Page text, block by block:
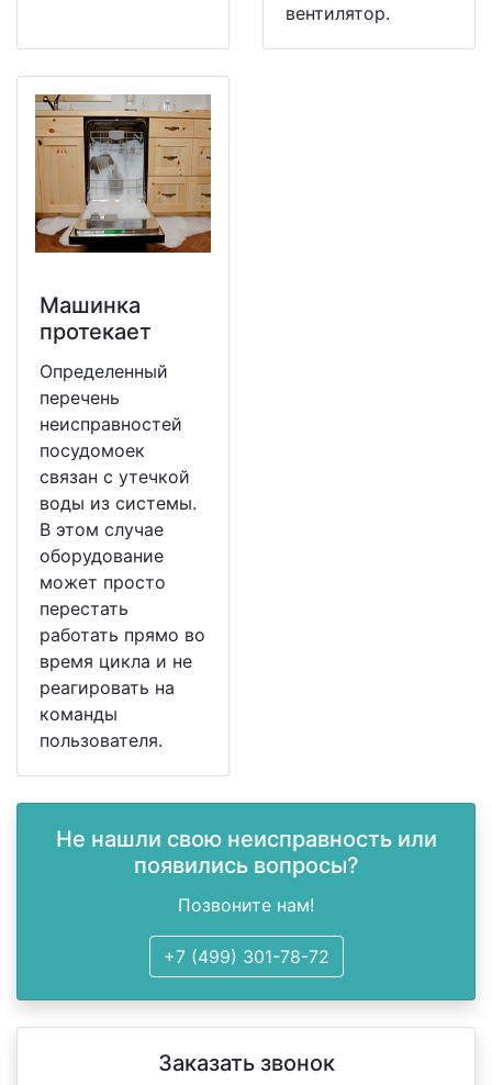
вентилятор.
Машинка
протекает
Определенный
перечень
неисправностей
посудомоек
связан с утечкой
воды из системы.
В этом случае
оборудование
может просто
перестать
работать прямо во
время цикла и не
реагировать на
команды
пользователя.
Не нашли свою неисправность или
появились вопросы?
Позвоните нам!
+7 (499) 301-78-72
Заказать звонок